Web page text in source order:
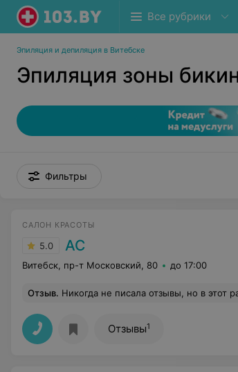
Все рубрики
Эпиляция и депиляция в Витебске
Эпиляция зоны
Фильтры
САЛОН КРАСОТЫ
5.0 АС
Витебск, пр-т Московский, 80 до 17:00
Отзыв. Никогда не писала отзывы, но в этот раз не сдержалась! К Михаилу обратилась с проблемой онемение верхнего плечевого пояса. Достаточно было одного сеанса, который в прямом смысле вернул мою жизненную энергию! Очень профессиональный подход-разные техники, доведение до результата. Попутно Михаил объяснял многие интересные
Отзывы1